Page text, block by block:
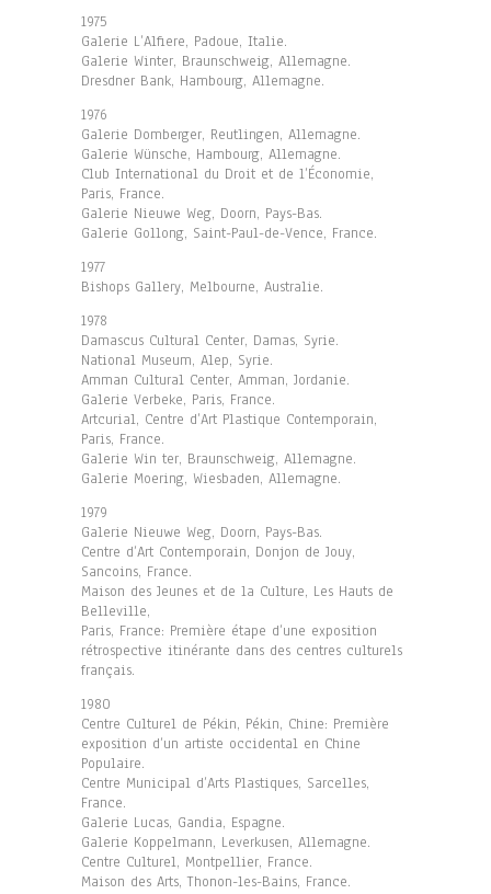
1975
Galerie L’Alfiere, Padoue, Italie.
Galerie Winter, Braunschweig, Allemagne.
Dresdner Bank, Hambourg, Allemagne.
1976
Galerie Domberger, Reutlingen, Allemagne.
Galerie Wünsche, Hambourg, Allemagne.
Club International du Droit et de l’Économie,
Paris, France.
Galerie Nieuwe Weg, Doorn, Pays-Bas.
Galerie Gollong, Saint-Paul-de-Vence, France.
1977
Bishops Gallery, Melbourne, Australie.
1978
Damascus Cultural Center, Damas, Syrie.
National Museum, Alep, Syrie.
Amman Cultural Center, Amman, Jordanie.
Galerie Verbeke, Paris, France.
Artcurial, Centre d’Art Plastique Contemporain,
Paris, France.
Galerie Win ter, Braunschweig, Allemagne.
Galerie Moering, Wiesbaden, Allemagne.
1979
Galerie Nieuwe Weg, Doorn, Pays-Bas.
Centre d’Art Contemporain, Donjon de Jouy,
Sancoins, France.
Maison des Jeunes et de la Culture, Les Hauts de
Belleville,
Paris, France: Première étape d’une exposition
rétrospective itinérante dans des centres culturels
français.
1980
Centre Culturel de Pékin, Pékin, Chine: Première
exposition d’un artiste occidental en Chine
Populaire.
Centre Municipal d’Arts Plastiques, Sarcelles,
France.
Galerie Lucas, Gandia, Espagne.
Galerie Koppelmann, Leverkusen, Allemagne.
Centre Culturel, Montpellier, France.
Maison des Arts, Thonon-les-Bains, France.